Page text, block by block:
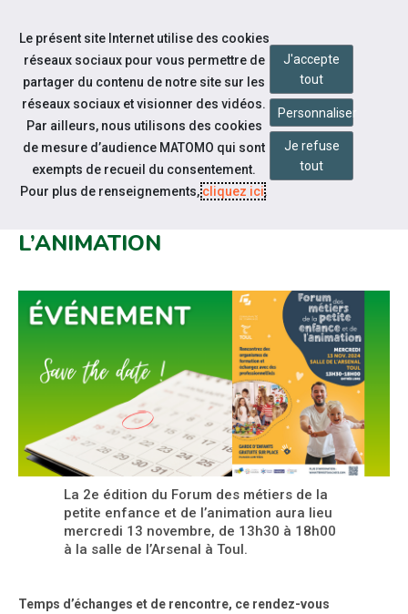
Aller au contenu
Notre actualité
FORUM DES MÉTIERS DE LA
L’ANIMATION
La 2e édition du Forum des métiers de la
petite enfance et de l’animation aura lieu
mercredi 13 novembre, de 13h30 à 18h00
à la salle de l’Arsenal à Toul.
Temps d’échanges et de rencontre, ce rendez-vous
Le présent site Internet utilise des cookies
réseaux sociaux pour vous permettre de
partager du contenu de notre site sur les
réseaux sociaux et visionner des vidéos.
Par ailleurs, nous utilisons des cookies
de mesure d’audience MATOMO qui sont
exempts de recueil du consentement.
Pour plus de renseignements,cliquez ici.
J'accepte
tout
Personnaliser
Je refuse
tout